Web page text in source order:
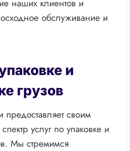
наших клиентов и
обслуживание и
и
грузов
своим
услуг по упаковке и
Мы стремимся